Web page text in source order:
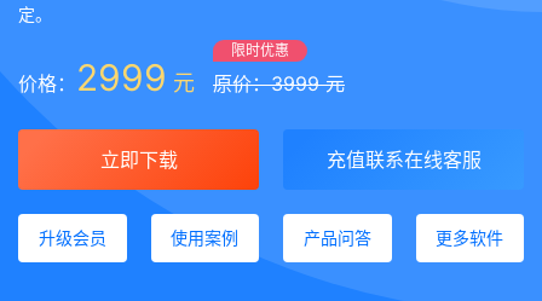
定。
价格： 2999 元
限时优惠
原价：3999 元
立即下载 充值联系在线客服
升级会员 使用案例 产品问答 更多软件